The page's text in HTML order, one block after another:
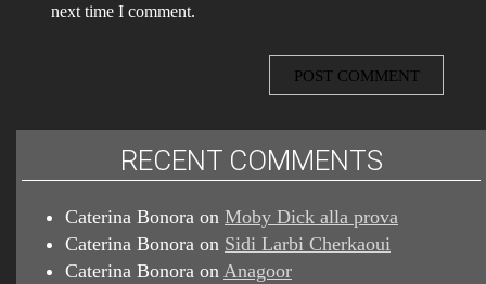
next time I comment.
RECENT COMMENTS
Caterina Bonora on Moby Dick alla prova
Caterina Bonora on Sidi Larbi Cherkaoui
Caterina Bonora on Anagoor